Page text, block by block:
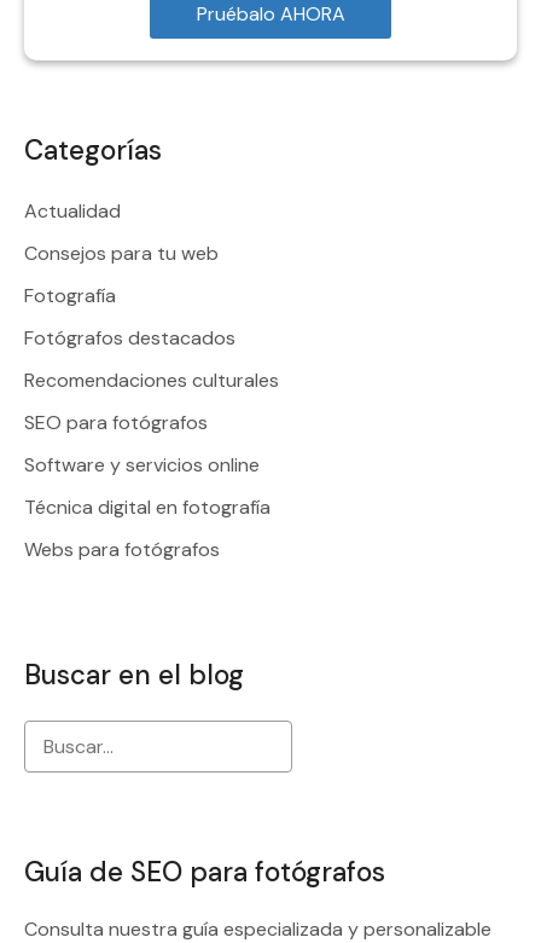
Pruébalo AHORA
Categorías
Actualidad
Consejos para tu web
Fotografía
Fotógrafos destacados
Recomendaciones culturales
SEO para fotógrafos
Software y servicios online
Técnica digital en fotografía
Webs para fotógrafos
Buscar en el blog
Guía de SEO para fotógrafos
Consulta nuestra guía especializada y personalizable